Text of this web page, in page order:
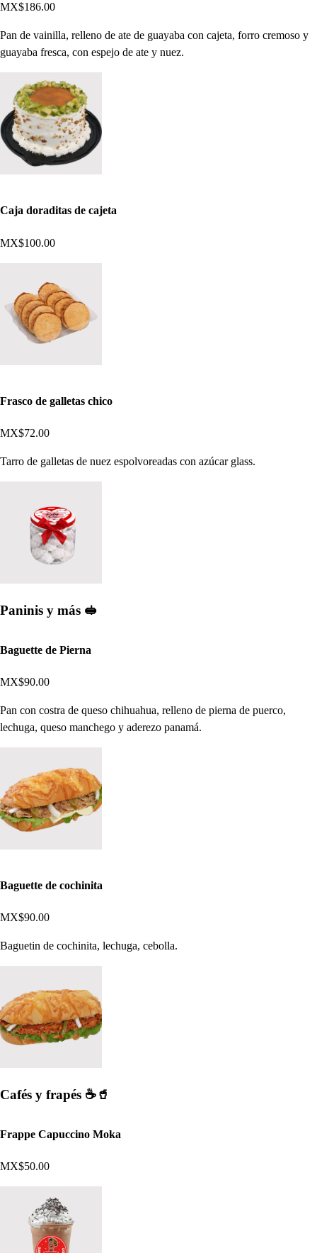
MX$186.00
Pan de vainilla, relleno de ate de guayaba con cajeta, forro cremoso y
guayaba fresca, con espejo de ate y nuez.
Caja doraditas de cajeta
MX$100.00
Frasco de galletas chico
MX$72.00
Tarro de galletas de nuez espolvoreadas con azúcar glass.
Paninis y más 🥪
Baguette de Pierna
MX$90.00
Pan con costra de queso chihuahua, relleno de pierna de puerco,
lechuga, queso manchego y aderezo panamá.
Baguette de cochinita
MX$90.00
Baguetin de cochinita, lechuga, cebolla.
Cafés y frapés ☕​🥤
Frappe Capuccino Moka
MX$50.00